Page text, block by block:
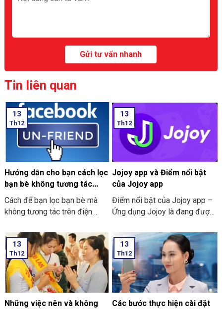
Tin liên quan
13
Th12
Hướng dẫn cho bạn cách lọc
bạn bè không tương tác
trên Facebook nhanh nhất
2024
Cách để bạn lọc bạn bè mà
không tương tác trên điện
13
Th12
Jojoy app và Điểm nổi bật
của Jojoy app
Điểm nổi bật của Jojoy app –
Ứng dụng Jojoy là đang được
đồng người yêu thích các trò
chơi điện tử ở trên điện thoại
di động.
13
Th12
Những việc nên và không
13
Th12
Các bước thực hiện cài đặt